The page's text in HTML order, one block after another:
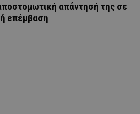
απάντησή της σε
επέμβαση